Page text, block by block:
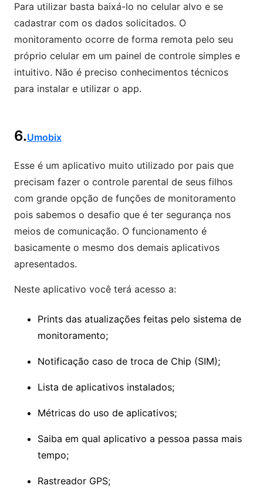
Para utilizar basta baixá-lo no celular alvo e se
cadastrar com os dados solicitados. O
monitoramento ocorre de forma remota pelo seu
próprio celular em um painel de controle simples e
intuitivo. Não é preciso conhecimentos técnicos
para instalar e utilizar o app.
6.Umobix
Esse é um aplicativo muito utilizado por pais que
precisam fazer o controle parental de seus filhos
com grande opção de funções de monitoramento
pois sabemos o desafio que é ter segurança nos
meios de comunicação. O funcionamento é
basicamente o mesmo dos demais aplicativos
apresentados.
Neste aplicativo você terá acesso a:
Prints das atualizações feitas pelo sistema de
monitoramento;
Notificação caso de troca de Chip (SIM);
Lista de aplicativos instalados;
Métricas do uso de aplicativos;
Saiba em qual aplicativo a pessoa passa mais
tempo;
Rastreador GPS;